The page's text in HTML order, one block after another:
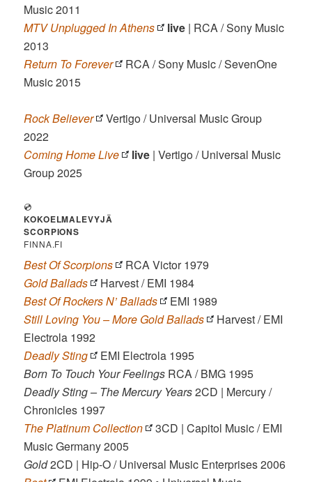
Music 2011
MTV Unplugged In Athens
live | RCA / Sony Music
2013
Return To Forever
RCA / Sony Music / SevenOne
Music 2015
Rock Believer
Vertigo / Universal Music Group
2022
Coming Home Live
live | Vertigo / Universal Music
Group 2025
💿
KOKOELMALEVYJÄ
SCORPIONS
FINNA.FI
Best Of Scorpions
RCA Victor 1979
Gold Ballads
Harvest / EMI 1984
Best Of Rockers N’ Ballads
EMI 1989
Still Loving You – More Gold Ballads
Harvest / EMI
Electrola 1992
Deadly Sting
EMI Electrola 1995
Born To Touch Your Feelings RCA / BMG 1995
Deadly Sting – The Mercury Years2CD | Mercury /
Chronicles 1997
The Platinum Collection
3CD | Capitol Music / EMI
Music Germany 2005
Gold2CD | Hip-O / Universal Music Enterprises 2006